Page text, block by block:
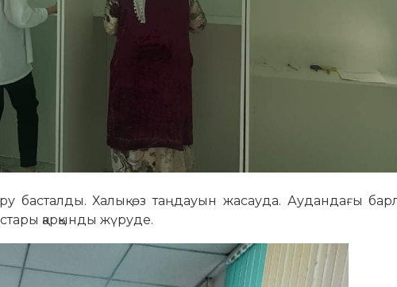
басталды. Халық өз таңдауын жасауда. Аудандағы
қарқынды жүруде.